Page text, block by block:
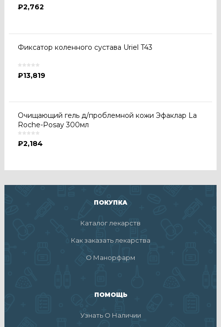
₽2,762
Фиксатор коленного сустава Uriel T43
₽13,819
Очищающий гель д/проблемной кожи Эфаклар La
Roche-Posay 300мл
₽2,184
ПОКУПКА
Каталог лекарств
Как заказать лекарства
О Манорфарм
ПОМОЩЬ
Узнать О Наличии